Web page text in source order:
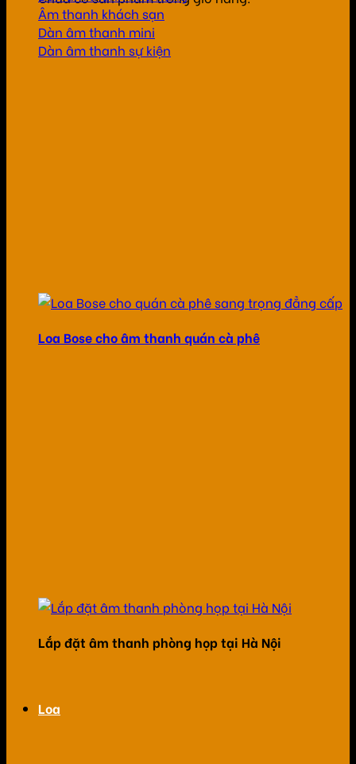
Âm thanh khách sạn
Dàn âm thanh mini
Dàn âm thanh sự kiện
Loa Bose cho âm thanh quán cà phê
Lắp đặt âm thanh phòng họp tại Hà Nội
Loa